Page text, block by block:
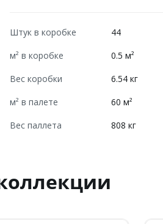
Штук в коробке
44
м² в коробке
0.5 м²
Вес коробки
6.54 кг
м² в палете
60 м²
Вес паллета
808 кг